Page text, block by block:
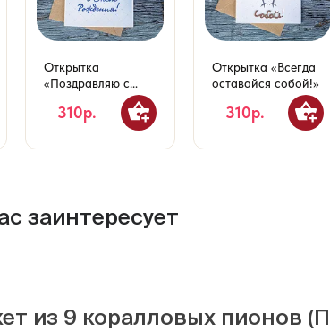
Открытка
«Поздравляю с
Днем Рождения!»
310р.
Открытка «Всегда
оставайся собой!»
310р.
заинтересует
из 9 коралловых пионов